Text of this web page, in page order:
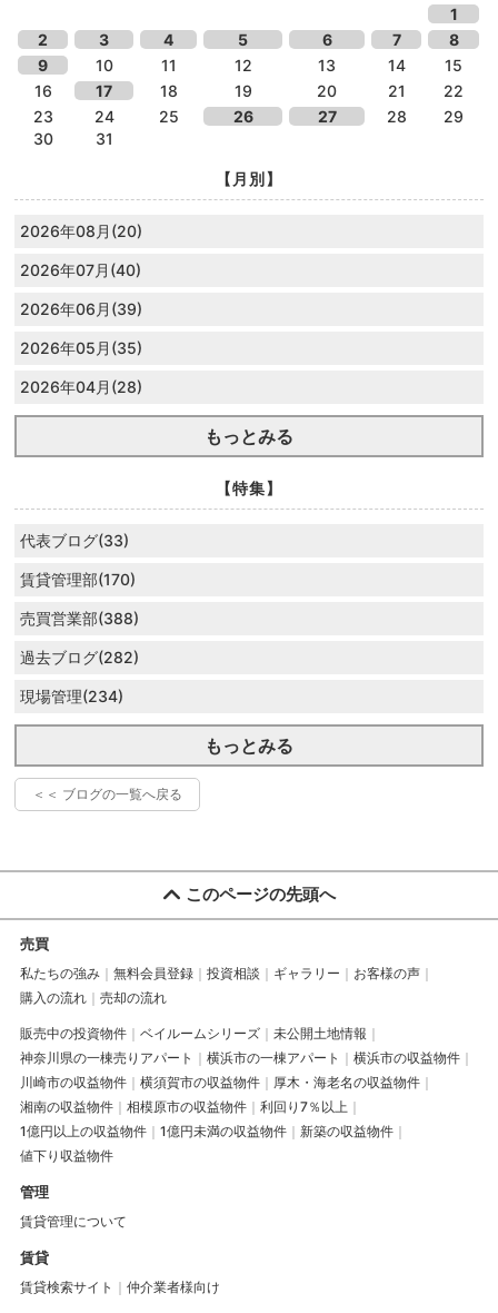
1
2
3 4 5 6 7
8
9
10 11 12 13 14
15
16
17 18 19 20 21
22
23
24 25 26 27 28
29
30
31
【月別】
2026年08月(20)
2026年07月(40)
2026年06月(39)
2026年05月(35)
2026年04月(28)
もっとみる
【特集】
代表ブログ(33)
賃貸管理部(170)
売買営業部(388)
過去ブログ(282)
現場管理(234)
もっとみる
＜＜ ブログの一覧へ戻る
このページの先頭へ
売買
私たちの強み 無料会員登録 投資相談 ギャラリー
お客様の声
購入の流れ
売却の流れ
販売中の投資物件 ベイルームシリーズ
未公開土地情報
神奈川県の一棟売りアパート
横浜市の一棟アパート
横浜市の収益物件
川崎市の収益物件
横須賀市の収益物件
厚木・海老名の収益物件
湘南の収益物件
相模原市の収益物件
利回り7％以上
1億円以上の収益物件
1億円未満の収益物件
新築の収益物件
値下り収益物件
管理
賃貸管理について
賃貸
賃貸検索サイト 仲介業者様向け